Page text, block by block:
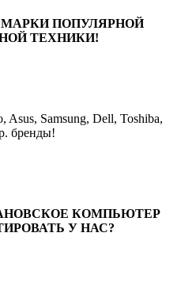
ПОПУЛЯРНОЙ
ТЕХНИКИ!
Asus, Samsung, Dell, Toshiba,
бренды!
КОМПЬЮТЕР
У НАС?